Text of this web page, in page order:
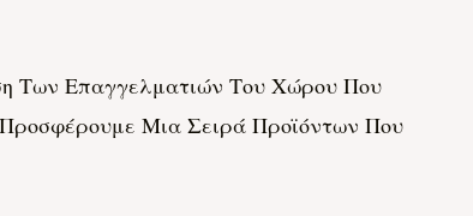
Των Επαγγελματιών Του Χώρου Που
Μια Σειρά Προϊόντων Που